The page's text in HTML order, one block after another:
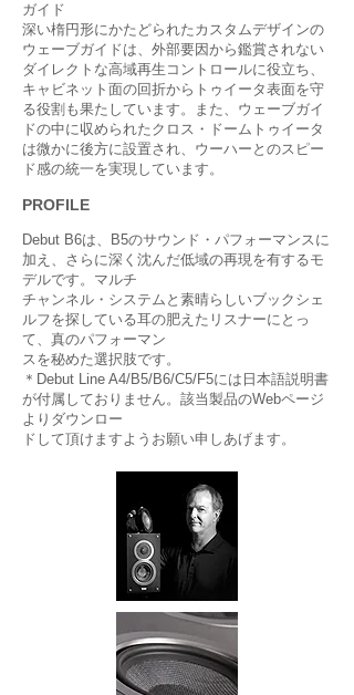
ガイド
深い楕円形にかたどられたカスタムデザインの
ウェーブガイドは、外部要因から鑑賞されない
ダイレクトな高域再生コントロールに役立ち、
キャビネット面の回折からトゥイータ表面を守
る役割も果たしています。また、ウェーブガイ
ドの中に収められたクロス・ドームトゥイータ
は微かに後方に設置され、ウーハーとのスピー
ド感の統一を実現しています。
PROFILE
Debut B6は、B5のサウンド・パフォーマンスに
加え、さらに深く沈んだ低域の再現を有するモ
デルです。マルチ
チャンネル・システムと素晴らしいブックシェ
ルフを探している耳の肥えたリスナーにとっ
て、真のパフォーマン
スを秘めた選択肢です。
＊Debut Line A4/B5/B6/C5/F5には日本語説明書
が付属しておりません。該当製品のWebページ
よりダウンロー
ドして頂けますようお願い申しあげます。